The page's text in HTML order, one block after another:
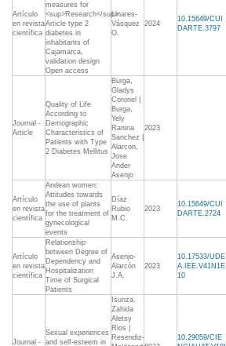
Artículo
en revista
científica
measures for
<sup>Research</sup>
Article type 2
diabetes in
inhabitants of
Cajamarca,
validation design
Open access
Linares-
Vásquez
O.
2024
10.15649/CUI
DARTE.3797
Journal -
Article
Quality of Life
According to
Demographic
Characteristics of
Patients with Type
2 Diabetes Mellitus
Burga,
Gladys
Coronel |
Burga,
Yely
Ranina
Sanchez |
Alarcon,
Jose
Ander
Asenjo
2023
Artículo
en revista
científica
Andean women:
Attitudes towards
the use of plants
for the treatment of
gynecological
events
Díaz
Rubio
M.C.
2023
10.15649/CUI
DARTE.2724
Artículo
en revista
científica
Relationship
between Degree of
Dependency and
Hospitalization
Time of Surgical
Patients
Asenjo-
Alarcón
J.A.
2023
10.17533/UDE
A.IEE.V41N1E
10
Journal -
Sexual experiences
and self-esteem in
Isunza,
Zahida
Aletsy
Rios |
Resendiz-
10.29059/CIE